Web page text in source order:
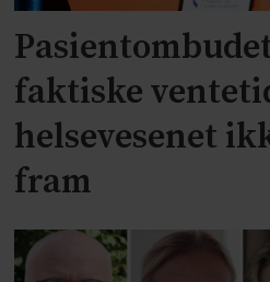
faktiske
helsevesenet
fram